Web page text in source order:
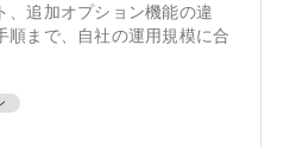
、追加オプション機能の違
順まで、自社の運用規模に合